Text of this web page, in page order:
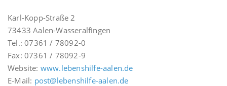
Karl-Kopp-Straße 2
73433 Aalen-Wasseralfingen
Tel.: 07361 / 78092-0
Fax: 07361 / 78092-9
Website: www.lebenshilfe-aalen.de
E-Mail: post@lebenshilfe-aalen.de